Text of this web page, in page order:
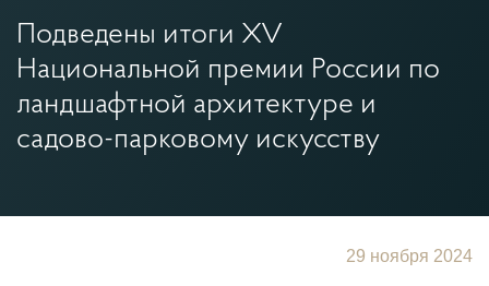
Подведены итоги XV
Национальной премии России по
ландшафтной архитектуре и
садово-парковому искусству
29 ноября 2024